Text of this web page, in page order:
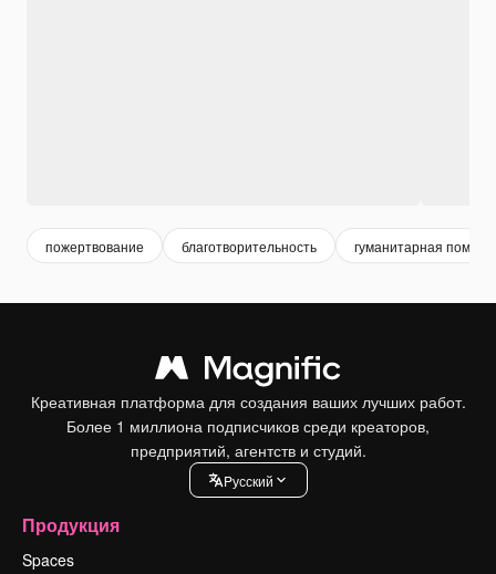
пожертвование благотворительность гуманитарная помощь
Креативная платформа для создания ваших лучших работ.
Более 1 миллиона подписчиков среди креаторов,
предприятий, агентств и студий.
Pусский
Продукция
Spaces